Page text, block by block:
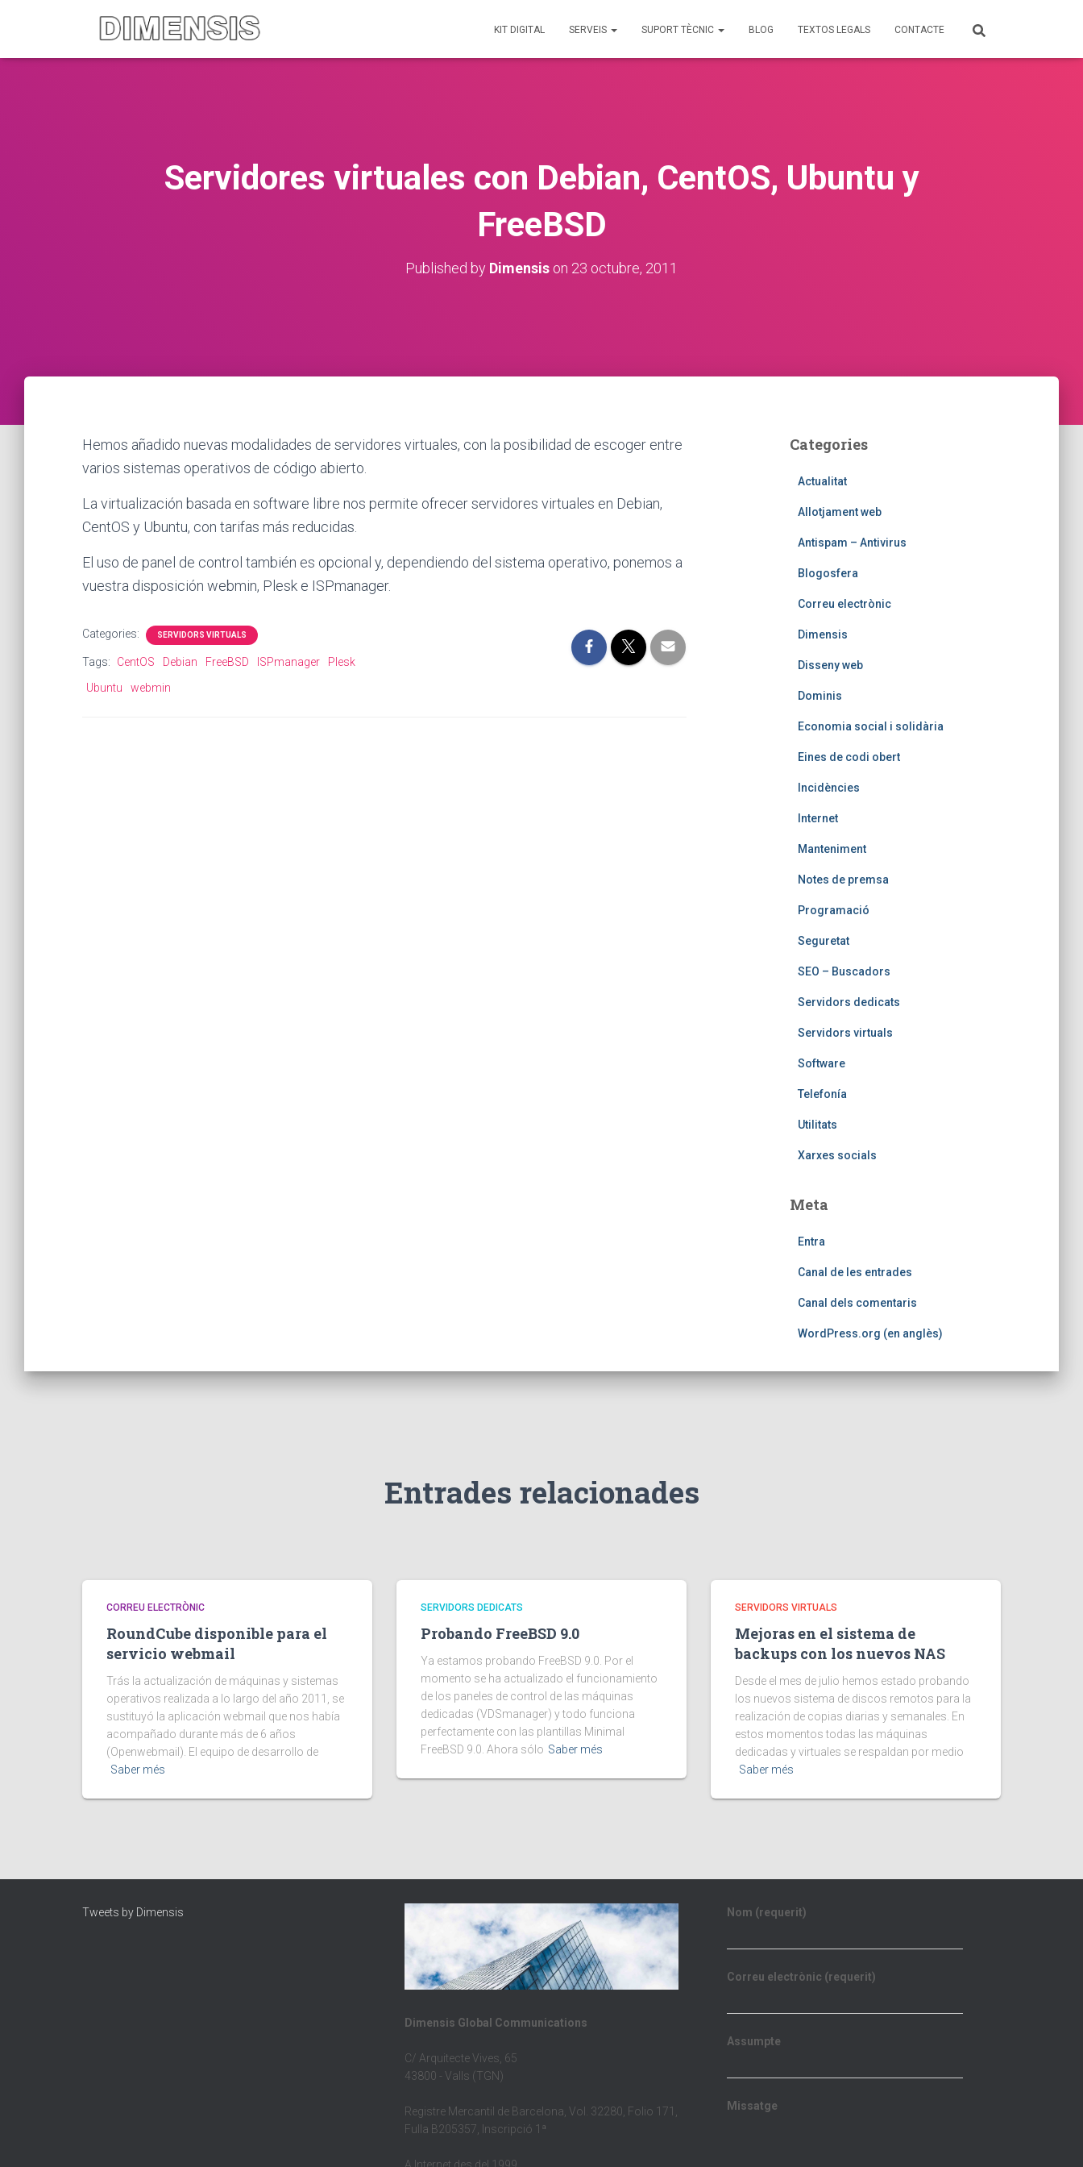
KIT DIGITAL SERVEIS SUPORT TÈCNIC BLOG TEXTOS LEGALS CONTACTE
Servidores virtuales con Debian, CentOS, Ubuntu y
FreeBSD
Published by Dimensis on 23 octubre, 2011
Hemos añadido nuevas modalidades de servidores virtuales, con la posibilidad de escoger entre
varios sistemas operativos de código abierto.
La virtualización basada en software libre nos permite ofrecer servidores virtuales en Debian,
CentOS y Ubuntu, con tarifas más reducidas.
El uso de panel de control también es opcional y, dependiendo del sistema operativo, ponemos a
vuestra disposición webmin, Plesk e ISPmanager.
Categories: SERVIDORS VIRTUALS
Tags: CentOS Debian FreeBSD ISPmanager
Plesk
Ubuntu
webmin
Categories
Actualitat
Allotjament web
Antispam – Antivirus
Blogosfera
Correu electrònic
Dimensis
Disseny web
Dominis
Economia social i solidària
Eines de codi obert
Incidències
Internet
Manteniment
Notes de premsa
Programació
Seguretat
SEO – Buscadors
Servidors dedicats
Servidors virtuals
Software
Telefoní­a
Utilitats
Xarxes socials
Meta
Entra
Canal de les entrades
Canal dels comentaris
WordPress.org (en anglès)
Entrades relacionades
CORREU ELECTRÒNIC
RoundCube disponible para el
servicio webmail
Trás la actualización de máquinas y sistemas
operativos realizada a lo largo del año 2011, se
sustituyó la aplicación webmail que nos había
acompañado durante más de 6 años
(Openwebmail). El equipo de desarrollo de
Saber més
SERVIDORS DEDICATS
Probando FreeBSD 9.0
Ya estamos probando FreeBSD 9.0. Por el
momento se ha actualizado el funcionamiento
de los paneles de control de las máquinas
dedicadas (VDSmanager) y todo funciona
perfectamente con las plantillas Minimal
FreeBSD 9.0. Ahora sólo Saber més
SERVIDORS VIRTUALS
Mejoras en el sistema de
backups con los nuevos NAS
Desde el mes de julio hemos estado probando
los nuevos sistema de discos remotos para la
realización de copias diarias y semanales. En
estos momentos todas las máquinas
dedicadas y virtuales se respaldan por medio
Saber més
Tweets by Dimensis
Dimensis Global Communications
C/ Arquitecte Vives, 65
43800 - Valls (TGN)
Registre Mercantil de Barcelona, Vol. 32280, Folio 171,
Fulla B205357, Inscripció 1ª
Nom (requerit)
Correu electrònic (requerit)
Assumpte
Missatge